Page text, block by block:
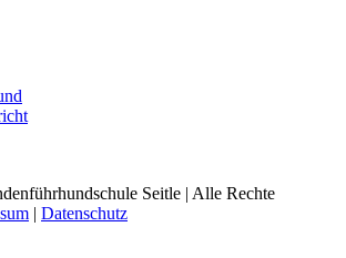
Seitle | Alle Rechte
| Datenschutz